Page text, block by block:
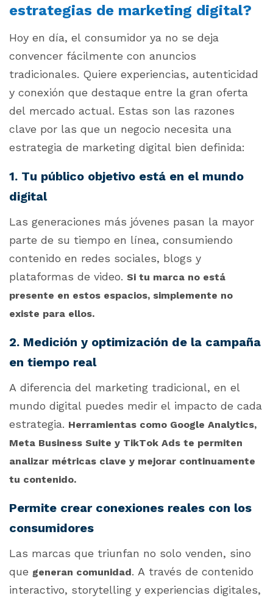
estrategias de marketing digital?
Hoy en día, el consumidor ya no se deja
convencer fácilmente con anuncios
tradicionales. Quiere experiencias, autenticidad
y conexión que destaque entre la gran oferta
del mercado actual. Estas son las razones
clave por las que un negocio necesita una
estrategia de marketing digital bien definida:
1. Tu público objetivo está en el mundo
digital
Las generaciones más jóvenes pasan la mayor
parte de su tiempo en línea, consumiendo
contenido en redes sociales, blogs y
plataformas de video. Si tu marca no está
presente en estos espacios, simplemente no
existe para ellos.
2. Medición y optimización de la campaña
en tiempo real
A diferencia del marketing tradicional, en el
mundo digital puedes medir el impacto de cada
estrategia. Herramientas como Google Analytics,
Meta Business Suite y TikTok Ads te permiten
analizar métricas clave y mejorar continuamente
tu contenido.
Permite crear conexiones reales con los
consumidores
Las marcas que triunfan no solo venden, sino
que generan comunidad. A través de contenido
interactivo, storytelling y experiencias digitales,